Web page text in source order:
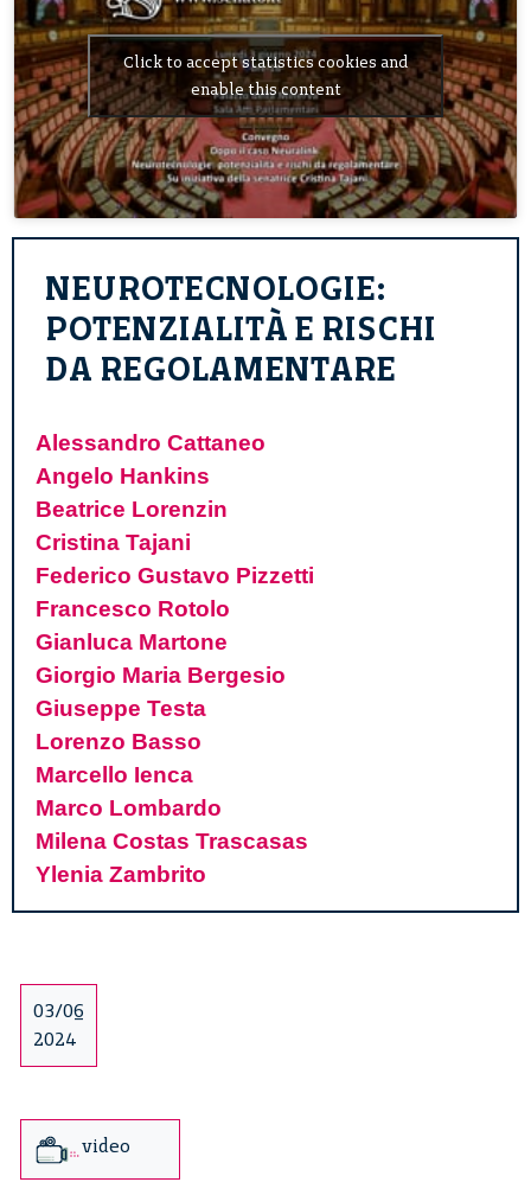
Click to accept statistics cookies and
enable this content
NEUROTECNOLOGIE:
POTENZIALITÀ E RISCHI
DA REGOLAMENTARE
Alessandro Cattaneo
Angelo Hankins
Beatrice Lorenzin
Cristina Tajani
Federico Gustavo Pizzetti
Francesco Rotolo
Gianluca Martone
Giorgio Maria Bergesio
Giuseppe Testa
Lorenzo Basso
Marcello Ienca
Marco Lombardo
Milena Costas Trascasas
Ylenia Zambrito
03/06
2024
video